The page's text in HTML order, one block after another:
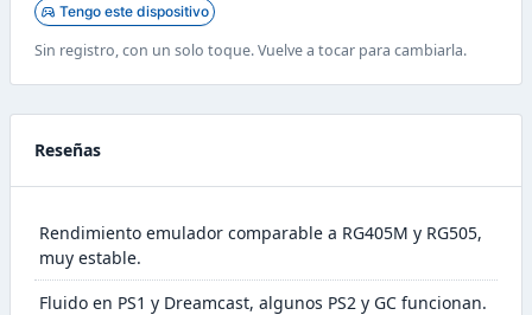
Tengo este dispositivo
Sin registro, con un solo toque. Vuelve a tocar para cambiarla.
Reseñas
Rendimiento emulador comparable a RG405M y RG505,
muy estable.
Fluido en PS1 y Dreamcast, algunos PS2 y GC funcionan.